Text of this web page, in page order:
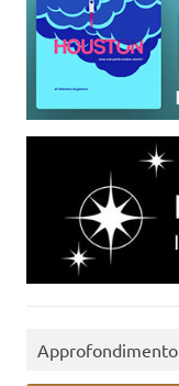
Approfondimento